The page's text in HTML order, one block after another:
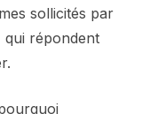
sollicités par
qui répondent